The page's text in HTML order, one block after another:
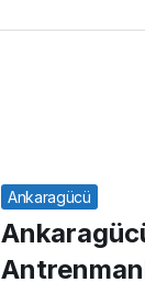
Ankaragücü